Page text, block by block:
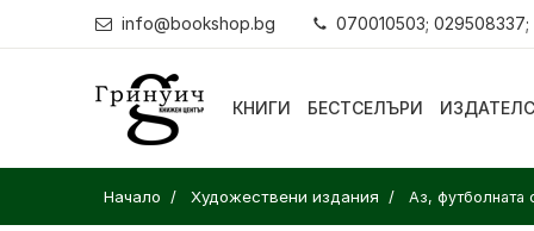
info@bookshop.bg 070010503; 029508337;
КНИГИ БЕСТСЕЛЪРИ
Начало Художествени издания Аз, футболната